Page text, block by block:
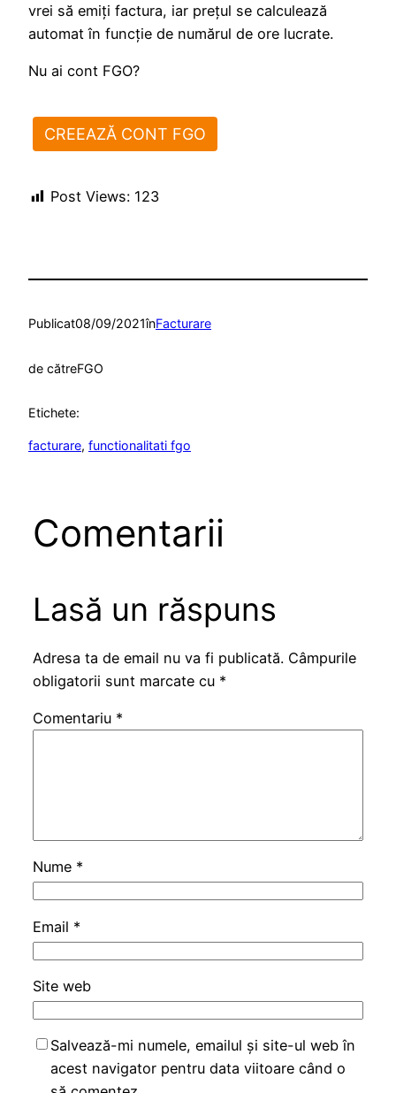
vrei să emiți factura, iar prețul se calculează
automat în funcție de numărul de ore lucrate.
Nu ai cont FGO?
CREEAZĂ CONT FGO
Post Views: 123
Publicat08/09/2021înFacturare
de cătreFGO
Etichete:
facturare, functionalitati fgo
Comentarii
Lasă un răspuns
Adresa ta de email nu va fi publicată. Câmpurile
obligatorii sunt marcate cu *
Comentariu *
Nume *
Email *
Site web
Salvează-mi numele, emailul și site-ul web în
acest navigator pentru data viitoare când o